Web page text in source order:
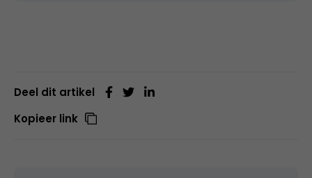
Deel dit artikel
Kopieer link